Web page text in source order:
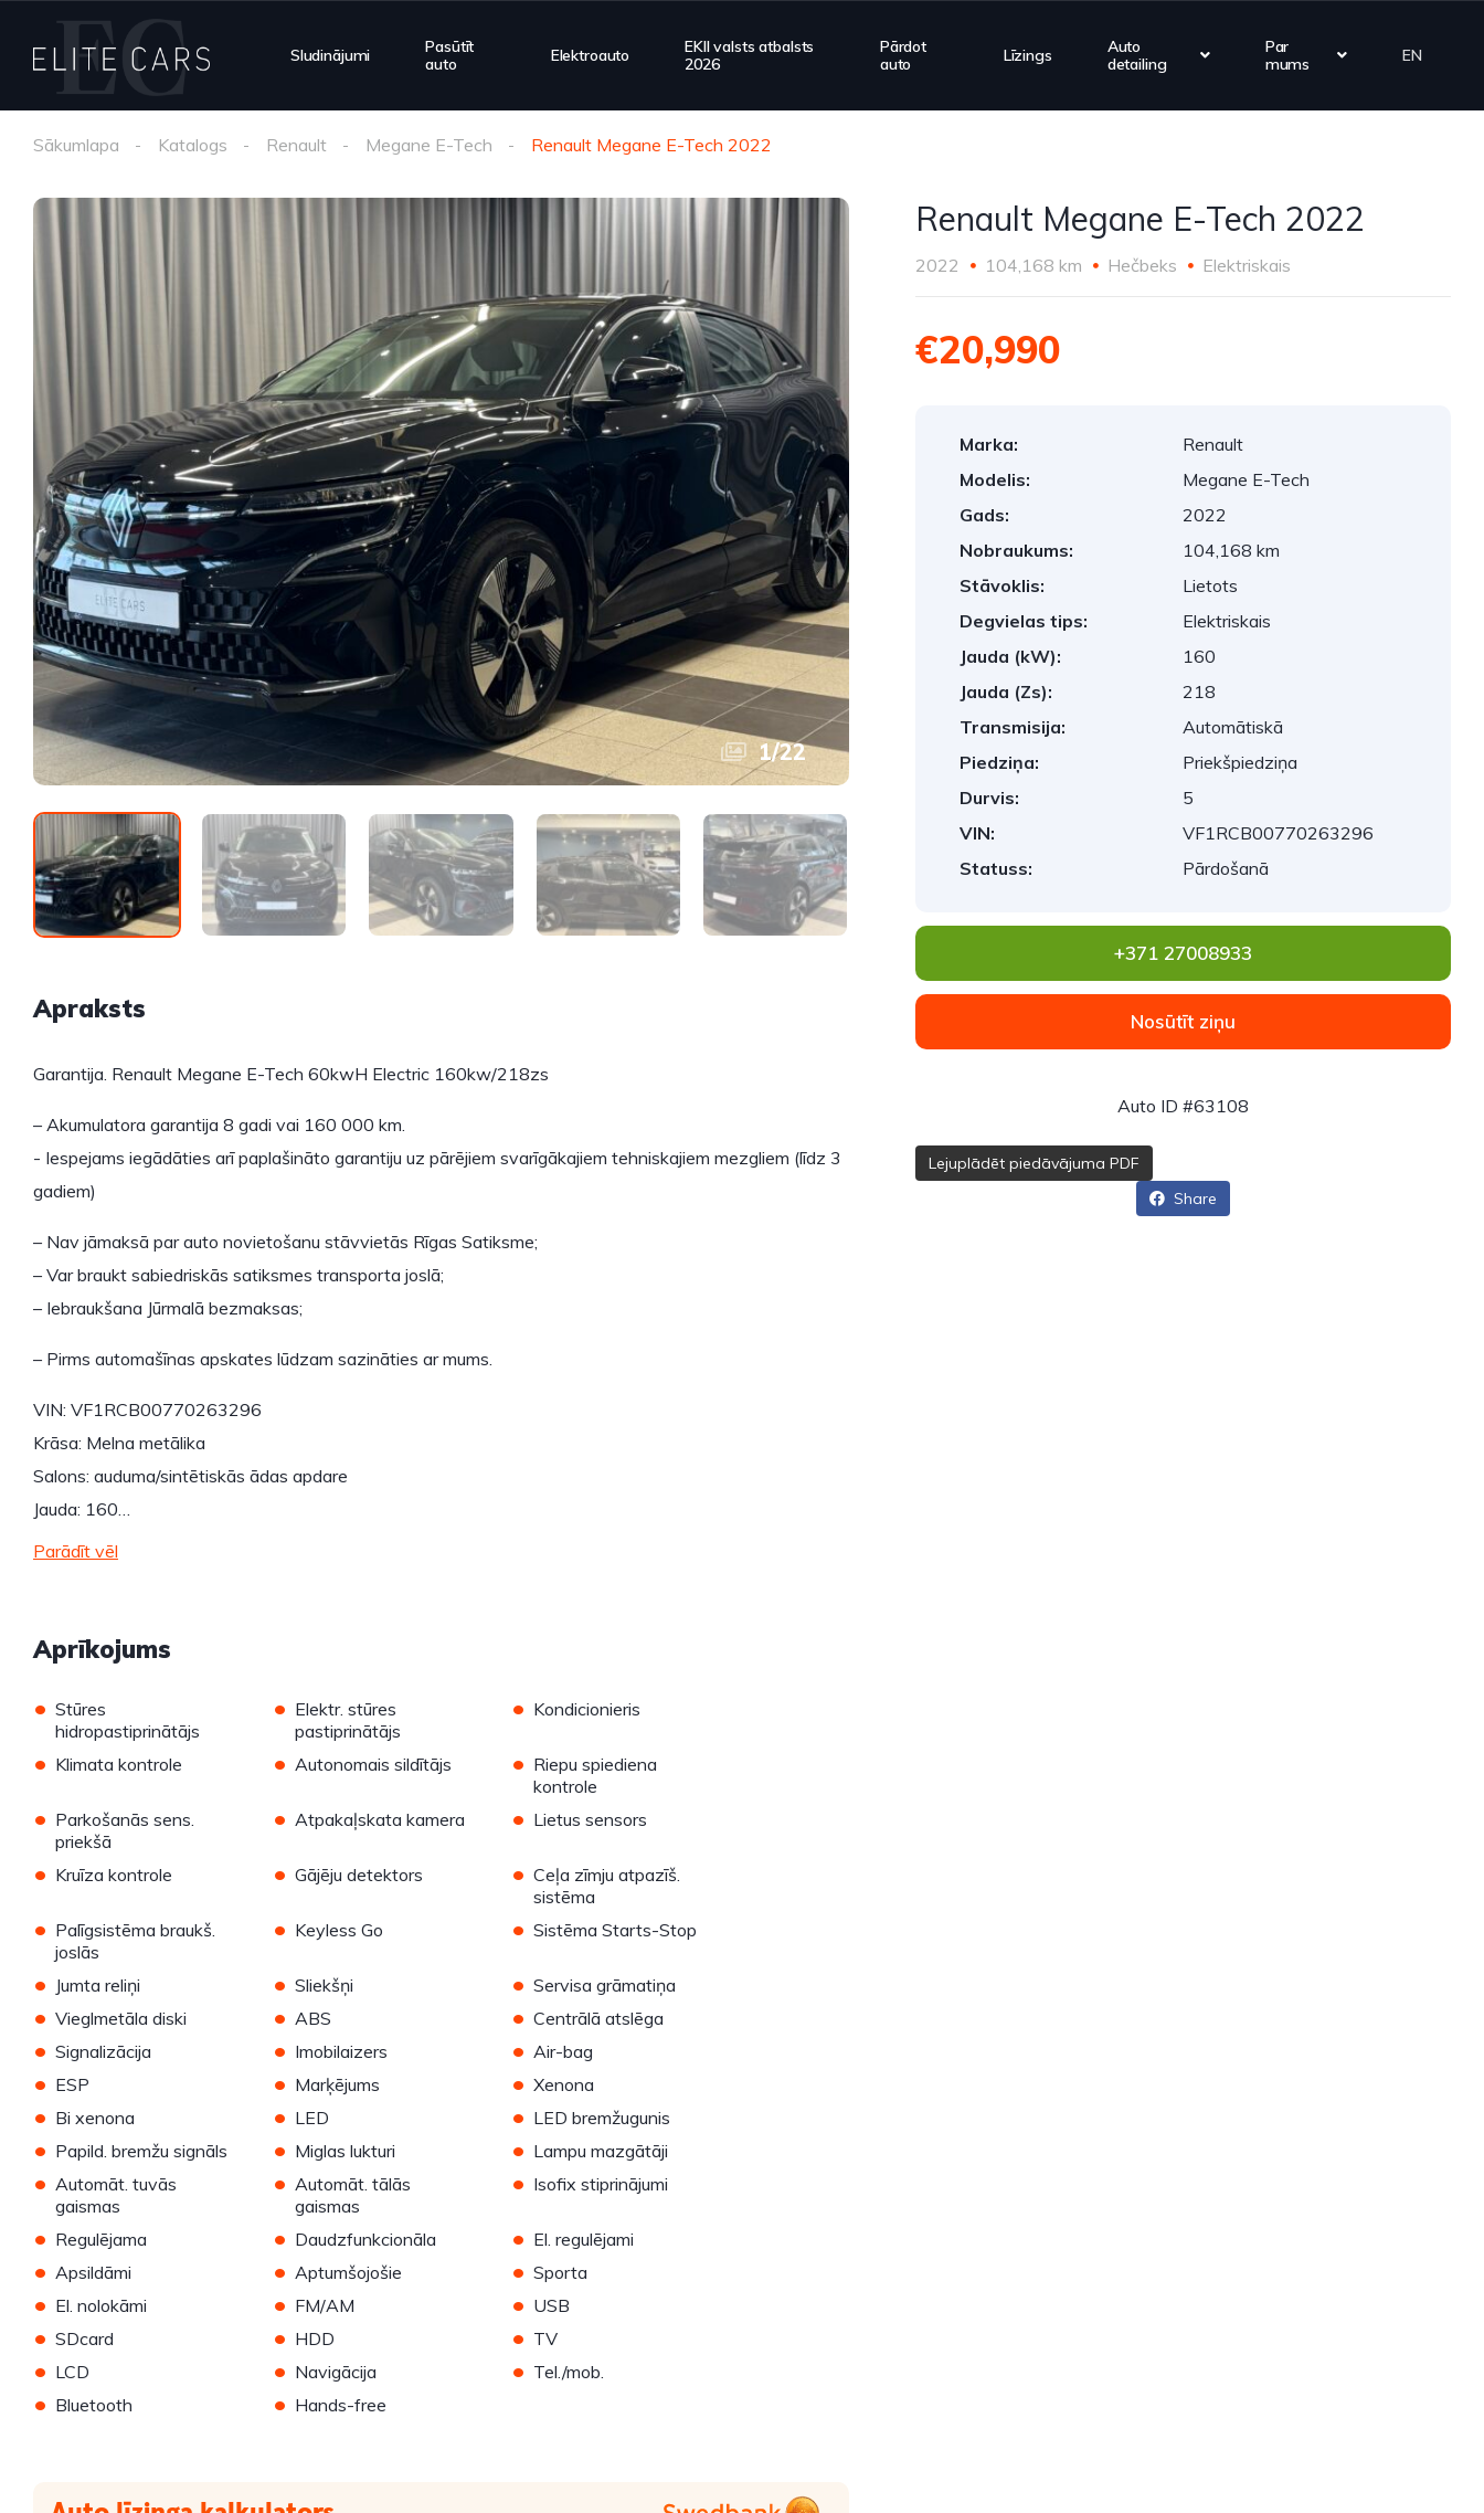
Sludinājumi
Pasūtīt
auto
Elektroauto
EKII valsts atbalsts
2026
Pārdot
auto
Līzings
Auto
detailing
Par
mums
EN
Sākumlapa Katalogs Renault Megane E-Tech Renault Megane E-Tech 2022
1/22
Apraksts
Garantija. Renault Megane E-Tech 60kwH Electric 160kw/218zs
– Akumulatora garantija 8 gadi vai 160 000 km.
- Iespejams iegādāties arī paplašināto garantiju uz pārējiem svarīgākajiem tehniskajiem mezgliem (līdz 3
gadiem)
– Nav jāmaksā par auto novietošanu stāvvietās Rīgas Satiksme;
– Var braukt sabiedriskās satiksmes transporta joslā;
– Iebraukšana Jūrmalā bezmaksas;
– Pirms automašīnas apskates lūdzam sazināties ar mums.
VIN: VF1RCB00770263296
Krāsa: Melna metālika
Salons: auduma/sintētiskās ādas apdare
Jauda: 160…
Parādīt vēl
Aprīkojums
• Stūres
hidropastiprinātājs
• Elektr. stūres
pastiprinātājs
• Kondicionieris
• Klimata kontrole • Autonomais sildītājs • Riepu spiediena
kontrole
• Parkošanās sens.
priekšā
• Atpakaļskata kamera • Lietus sensors
• Kruīza kontrole • Gājēju detektors • Ceļa zīmju atpazīš.
sistēma
• Palīgsistēma braukš.
joslās
• Keyless Go • Sistēma Starts-Stop
• Jumta reliņi • Sliekšņi • Servisa grāmatiņa
• Vieglmetāla diski • ABS • Centrālā atslēga
• Signalizācija • Imobilaizers • Air-bag
• ESP • Marķējums • Xenona
• Bi xenona • LED • LED bremžugunis
• Papild. bremžu signāls • Miglas lukturi • Lampu mazgātāji
• Automāt. tuvās
gaismas
• Automāt. tālās
gaismas
• Isofix stiprinājumi
• Regulējama • Daudzfunkcionāla • El. regulējami
• Apsildāmi • Aptumšojošie • Sporta
• El. nolokāmi • FM/AM • USB
• SDcard • HDD • TV
• LCD • Navigācija • Tel./mob.
• Bluetooth • Hands-free
Renault Megane E-Tech 2022
2022 104,168 km Hečbeks Elektriskais
€20,990
Marka:
Renault
Modelis:
Megane E-Tech
Gads:
2022
Nobraukums:
104,168 km
Stāvoklis:
Lietots
Degvielas tips:
Elektriskais
Jauda (kW):
160
Jauda (Zs):
218
Transmisija:
Automātiskā
Piedziņa:
Priekšpiedziņa
Durvis:
5
VIN:
VF1RCB00770263296
Statuss:
Pārdošanā
+371 27008933
Nosūtīt ziņu
Auto ID #63108
Lejuplādēt piedāvājuma PDF
Share